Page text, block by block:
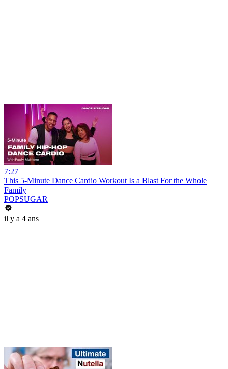
7:27
This 5-Minute Dance Cardio Workout Is a Blast For the Whole
Family
POPSUGAR
il y a 4 ans